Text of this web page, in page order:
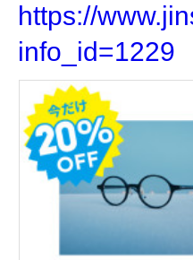
https://
info_id=1229